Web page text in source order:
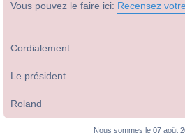
Vous pouvez le faire ici: Recensez
Cordialement
Le président
Roland
Nous sommes le 07 août